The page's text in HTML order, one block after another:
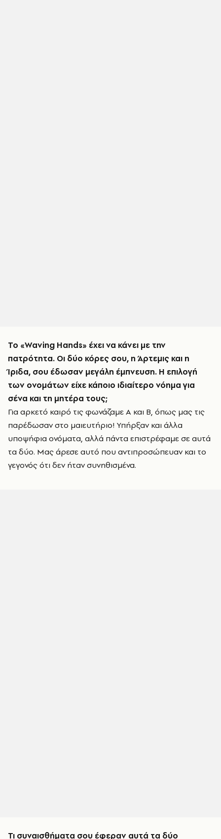
Το «Waving Hands» έχει να κάνει με την
πατρότητα. Οι δύο κόρες σου, η Άρτεμις και η
Ίριδα, σου έδωσαν μεγάλη έμπνευση. Η επιλογή
των ονομάτων είχε κάποιο ιδιαίτερο νόημα για
σένα και τη μητέρα τους;
Για αρκετό καιρό τις φωνάζαμε Α και Β, όπως μας τις
παρέδωσαν στο μαιευτήριο! Υπήρξαν και άλλα
υποψήφια ονόματα, αλλά πάντα επιστρέφαμε σε αυτά
τα δύο. Μας άρεσε αυτό που αντιπροσώπευαν και το
γεγονός ότι δεν ήταν συνηθισμένα.
Τι συναισθήματα σου έφεραν αυτά τα δύο